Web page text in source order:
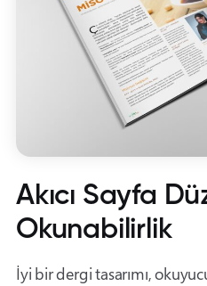
Akıcı Sayfa
Okunabilirlik
İyi bir dergi tasarımı,